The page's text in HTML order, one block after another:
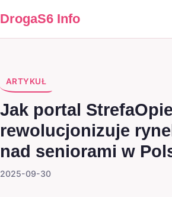
DrogaS6 Info
ARTYKUŁ
Jak portal
rewolucjonizuje
nad seniorami w
2025-09-30